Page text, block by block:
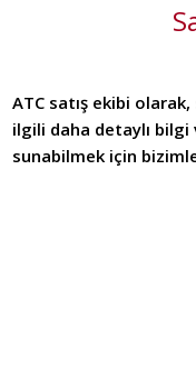
ATC satış ekibi
ilgili daha detaylı
sunabilmek için